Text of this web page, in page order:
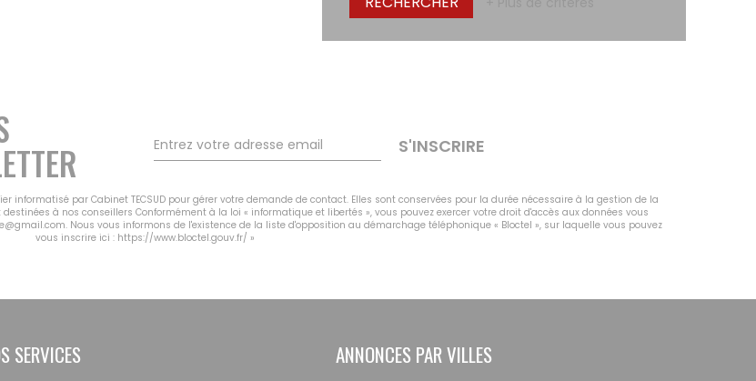
S'INSCRIRE
par Cabinet TECSUD pour gérer votre demande de contact. Elles sont conservées pour la durée nécessaire à la gestion de la
à nos conseillers Conformément à la loi « informatique et libertés », vous pouvez exercer votre droit d'accès aux données vous
Nous vous informons de l'existence de la liste d'opposition au démarchage téléphonique « Bloctel », sur laquelle vous pouvez
vous inscrire ici : https://www.bloctel.gouv.fr/ »
SERVICES ANNONCES PAR VILLES